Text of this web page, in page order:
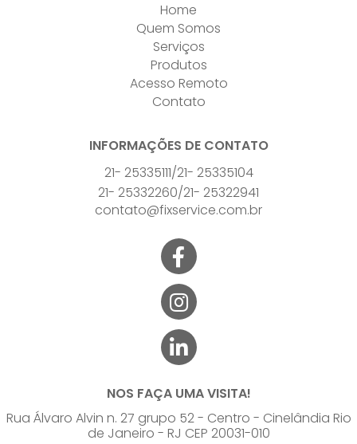
Home
Quem Somos
Serviços
Produtos
Acesso Remoto
Contato
INFORMAÇÕES DE CONTATO
21- 25335111/21- 25335104
21- 25332260/21- 25322941
contato@fixservice.com.br
NOS FAÇA UMA VISITA!
Rua Álvaro Alvin n. 27 grupo 52 - Centro - Cinelândia Rio
de Janeiro - RJ CEP 20031-010